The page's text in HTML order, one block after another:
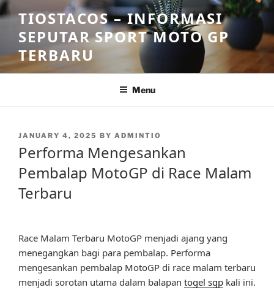
Skip
to
content
TIOSTACOS – INFORMASI
SEPUTAR SPORT MOTO GP
TERBARU
Menu
POSTED
JANUARY 4, 2025 BY ADMINTIO
Performa Mengesankan
Pembalap MotoGP di Race Malam
Terbaru
Race Malam Terbaru MotoGP menjadi ajang yang
menegangkan bagi para pembalap. Performa
mengesankan pembalap MotoGP di race malam terbaru
menjadi sorotan utama dalam balapan togel sgp kali ini.